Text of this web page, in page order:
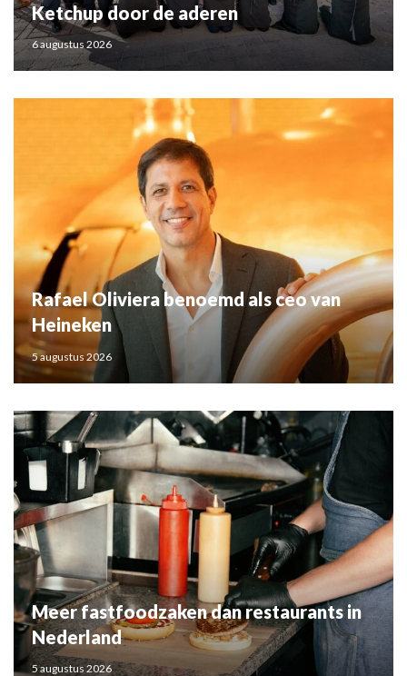
Ketchup door de aderen
6 augustus 2026
Rafael Oliviera benoemd als ceo van
Heineken
5 augustus 2026
Meer fastfoodzaken dan restaurants in
Nederland
5 augustus 2026